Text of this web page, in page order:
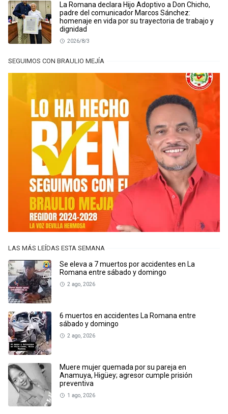
La Romana declara Hijo Adoptivo a Don Chicho,
padre del comunicador Marcos Sánchez:
homenaje en vida por su trayectoria de trabajo y
dignidad
2026/8/3
SEGUIMOS CON BRAULIO MEJÍA
LAS MÁS LEÍDAS ESTA SEMANA
Se eleva a 7 muertos por accidentes en La
Romana entre sábado y domingo
2 ago, 2026
6 muertos en accidentes La Romana entre
sábado y domingo
2 ago, 2026
Muere mujer quemada por su pareja en
Anamuya, Higüey; agresor cumple prisión
preventiva
1 ago, 2026